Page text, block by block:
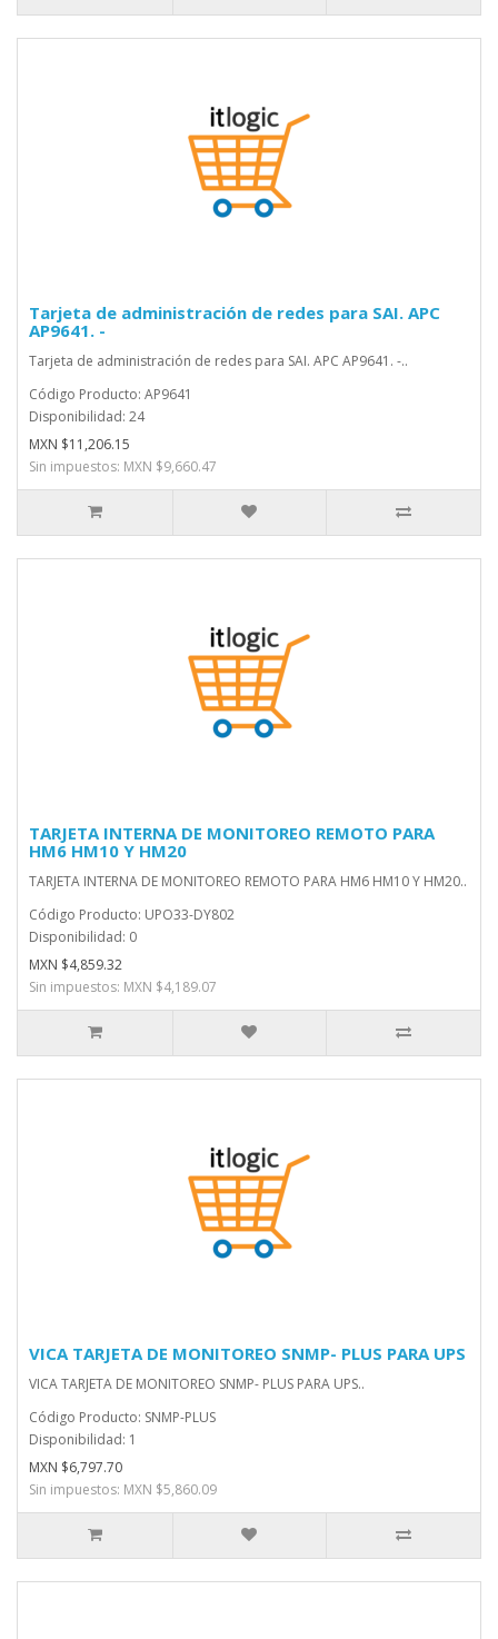
Tarjeta de administración de redes para SAI. APC
AP9641. -
Tarjeta de administración de redes para SAI. APC AP9641. -..
Código Producto: AP9641
Disponibilidad: 24
MXN $11,206.15
Sin impuestos: MXN $9,660.47
TARJETA INTERNA DE MONITOREO REMOTO PARA
HM6 HM10 Y HM20
TARJETA INTERNA DE MONITOREO REMOTO PARA HM6 HM10 Y HM20..
Código Producto: UPO33-DY802
Disponibilidad: 0
MXN $4,859.32
Sin impuestos: MXN $4,189.07
VICA TARJETA DE MONITOREO SNMP- PLUS PARA UPS
VICA TARJETA DE MONITOREO SNMP- PLUS PARA UPS..
Código Producto: SNMP-PLUS
Disponibilidad: 1
MXN $6,797.70
Sin impuestos: MXN $5,860.09